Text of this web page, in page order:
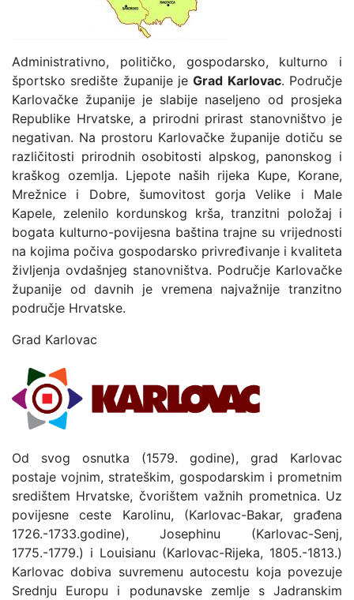
Administrativno, političko, gospodarsko, kulturno i
športsko središte županije jeGrad Karlovac. Područje
Karlovačke županije je slabije naseljeno od prosjeka
Republike Hrvatske, a prirodni prirast stanovništvo je
negativan. Na prostoru Karlovačke županije dotiču se
različitosti prirodnih osobitosti alpskog, panonskog i
kraškog ozemlja. Ljepote naših rijeka Kupe, Korane,
Mrežnice i Dobre, šumovitost gorja Velike i Male
Kapele, zelenilo kordunskog krša, tranzitni položaj i
bogata kulturno-povijesna baština trajne su vrijednosti
na kojima počiva gospodarsko privređivanje i kvaliteta
življenja ovdašnjeg stanovništva. Područje Karlovačke
županije od davnih je vremena najvažnije tranzitno
područje Hrvatske.
Grad Karlovac
Od svog osnutka (1579. godine), grad Karlovac
postaje vojnim, strateškim, gospodarskim i prometnim
središtem Hrvatske, čvorištem važnih prometnica. Uz
povijesne ceste Karolinu, (Karlovac-Bakar, građena
1726.-1733.godine), Josephinu (Karlovac-Senj,
1775.-1779.) i Louisianu (Karlovac-Rijeka, 1805.-1813.)
Karlovac dobiva suvremenu autocestu koja povezuje
Srednju Europu i podunavske zemlje s Jadranskim